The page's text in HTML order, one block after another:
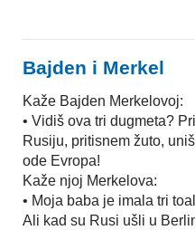
Bajden i Merkel
Kaže Bajden Merkelovoj:
• Vidiš ova tri dugmeta?
Rusiju, pritisnem žuto,
ode Evropa!
Kaže njoj Merkelova:
• Moja baba je imala tri
Ali kad su Rusi ušli u